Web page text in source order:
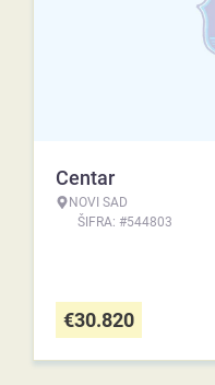
Centar
NOVI SAD
ŠIFRA: #544803
€30.820